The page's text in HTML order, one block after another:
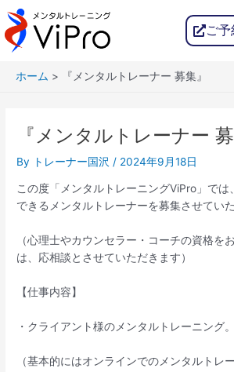
容
を
ご予
ホーム 『メンタルトレーナー 募集』
『メンタルトレーナー 募
By トレーナー国沢 / 2024年9月18日
この度「メンタルトレーニングViPro」では
できるメンタルトレーナーを募集させていた
（心理士やカウンセラー・コーチの資格を
は、応相談とさせていただきます）
【仕事内容】
・クライアント様のメンタルトレーニング。
（基本的にはオンラインでのメンタルトレ
Post
navigation